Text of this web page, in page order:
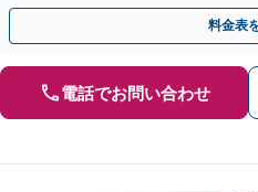
ポート」【スポット契約・顧問契約
料金表
電話でお問い合わせ